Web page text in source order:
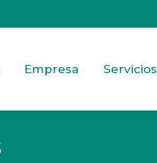
Empresa Servicios